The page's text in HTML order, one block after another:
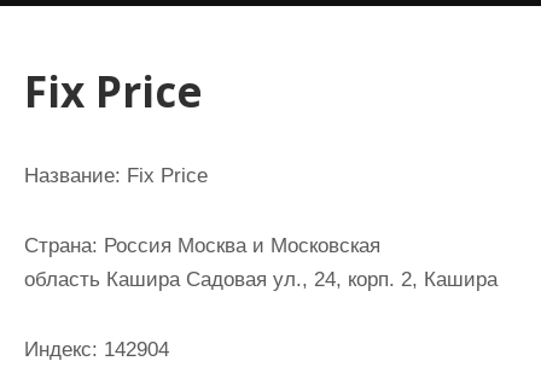
Fix Price
Название: Fix Price
Страна: Россия Москва и Московская
область Кашира Садовая ул., 24, корп. 2, Кашира
Индекс: 142904